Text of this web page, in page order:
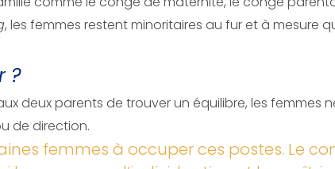
, les femmes restent minoritaires au fur et à mesure
?
deux parents de trouver un équilibre, les femmes
de direction.
femmes à occuper ces postes. Le